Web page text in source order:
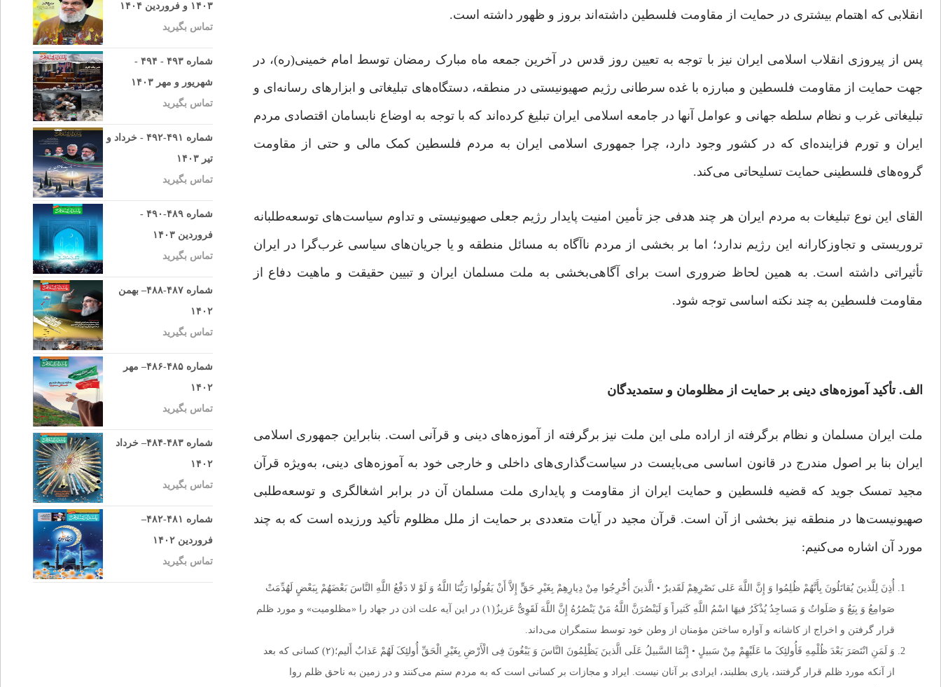
انقلابی که اهتمام بیشتری در حمایت از مقاومت فلسطین داشته‌اند بروز و ظهور داشته است.
پس از پیروزی انقلاب اسلامی ایران نیز با توجه به تعیین روز قدس در آخرین جمعه ماه مبارک رمضان توسط امام خمینی(ره)، در
جهت حمایت از مقاومت فلسطین و مبارزه با غده سرطانی رژیم صهیونیستی در منطقه، دستگاه‌های تبلیغاتی و ابزارهای رسانه‌ای و
تبلیغاتی غرب و نظام سلطه جهانی و عوامل آنها در جامعه اسلامی ایران تبلیغ کرده‌اند که با توجه به اوضاع نابسامان اقتصادی مردم
ایران و تورم فزاینده‌ای که در کشور وجود دارد، چرا جمهوری اسلامی ایران به مردم فلسطین کمک مالی و حتی از مقاومت
گروه‌های فلسطینی حمایت تسلیحاتی می‌کند.
القای این نوع تبلیغات به مردم ایران هر چند هدفی جز تأمین امنیت پایدار رژیم جعلی صهیونیستی و تداوم سیاست‌های توسعه‌طلبانه
تروریستی و تجاوزکارانه این رژیم ندارد؛ اما بر بخشی از مردم ناآگاه به مسائل منطقه و یا جریان‌های سیاسی غرب‌گرا در ایران
تأثیراتی داشته است. به همین لحاظ ضروری است برای آگاهی‌بخشی به ملت مسلمان ایران و تبیین حقیقت و ماهیت دفاع از
مقاومت فلسطین به چند نکته اساسی توجه شود.
الف. تأکید آموزه‌های دینی بر حمایت از مظلومان و ستمدیدگان
ملت ایران مسلمان و نظام برگرفته از اراده ملی این ملت نیز برگرفته از آموزه‌های دینی و قرآنی است. بنابراین جمهوری اسلامی
ایران بنا بر اصول مندرج در قانون اساسی می‌بایست در سیاست‌گذاری‌های داخلی و خارجی خود به آموزه‌های دینی، به‌ویژه قرآن
مجید تمسک جوید که قضیه فلسطین و حمایت ایران از مقاومت و پایداری ملت مسلمان آن در برابر اشغالگری و توسعه‌طلبی
صهیونیست‌ها در منطقه نیز بخشی از آن است. قرآن مجید در آیات متعددی بر حمایت از ملل مظلوم تأکید ورزیده است که به چند
مورد آن اشاره می‌کنیم:
أُذِنَ لِلَّذینَ یُقاتَلُونَ بِأَنَّهُمْ ظُلِمُوا وَ إِنَّ اللَّهَ عَلى‏ نَصْرِهِمْ لَقَدیرٌ • الَّذینَ أُخْرِجُوا مِنْ دِیارِهِمْ بِغَیْرِ حَقٍّ إِلاَّ أَنْ یَقُولُوا رَبُّنَا اللَّهُ وَ لَوْ لا دَفْعُ اللَّهِ النَّاسَ بَعْضَهُمْ بِبَعْضٍ لَهُدِّمَتْ
صَوامِعُ وَ بِیَعٌ وَ صَلَواتٌ وَ مَساجِدُ یُذْکَرُ فیهَا اسْمُ اللَّهِ کَثیراً وَ لَیَنْصُرَنَّ اللَّهُ مَنْ یَنْصُرُهُ إِنَّ اللَّهَ لَقَوِیٌّ عَزیزٌ(۱) در این آیه علت اذن در جهاد را «مظلومیت» و مورد ظلم
قرار گرفتن و اخراج از کاشانه و آواره ساختن مؤمنان از وطن خود توسط ستمگران می‌داند.
وَ لَمَنِ انْتَصَرَ بَعْدَ ظُلْمِهِ فَأُولئِکَ ما عَلَیْهِمْ مِنْ سَبیلٍ • إِنَّمَا السَّبیلُ عَلَى الَّذینَ یَظْلِمُونَ النَّاسَ وَ یَبْغُونَ فِی الْأَرْضِ بِغَیْرِ الْحَقِّ أُولئِکَ لَهُمْ عَذابٌ أَلیم؛(۲) ‏کسانی که بعد
از آنکه مورد ظلم قرار گرفتند، یاری بطلبند، ایرادی بر آنان نیست. ایراد و مجازات بر کسانی است که به مردم ستم می‌کنند و در زمین به ناحق ظلم روا
۱۴۰۳ و فروردین ۱۴۰۴
تماس بگیرید
شماره ۴۹۳ - ۴۹۴ -
شهریور و مهر ۱۴۰۳
تماس بگیرید
شماره ۴۹۱-۴۹۲ - خرداد و
تیر ۱۴۰۳
تماس بگیرید
شماره ۴۸۹-۴۹۰ -
فروردین ۱۴۰۳
تماس بگیرید
شماره ۴۸۷-۴۸۸– بهمن
۱۴۰۲
تماس بگیرید
شماره ۴۸۵-۴۸۶– مهر
۱۴۰۲
تماس بگیرید
شماره ۴۸۳-۴۸۴– خرداد
۱۴۰۲
تماس بگیرید
شماره ۴۸۱-۴۸۲–
فروردین ۱۴۰۲
تماس بگیرید